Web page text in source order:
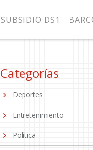
SUBSIDIO DS1
Categorías
Deportes
Entretenimiento
Política